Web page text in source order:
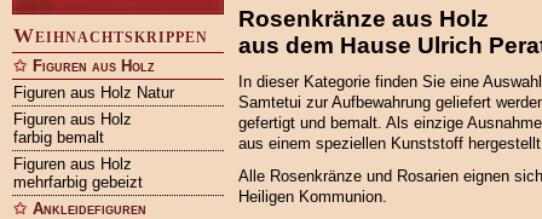
Weihnachtskrippen
Figuren aus Holz
Figuren aus Holz Natur
Figuren aus Holz
farbig bemalt
Figuren aus Holz
mehrfarbig gebeizt
Ankleidefiguren
Rosenkränze aus Holz
aus dem Hause Ulrich
In dieser Kategorie finden Sie eine
Samtetui zur Aufbewahrung geliefert
gefertigt und bemalt. Als einzige
aus einem speziellen Kunststoff
Alle Rosenkränze und Rosarien eignen
Heiligen Kommunion.